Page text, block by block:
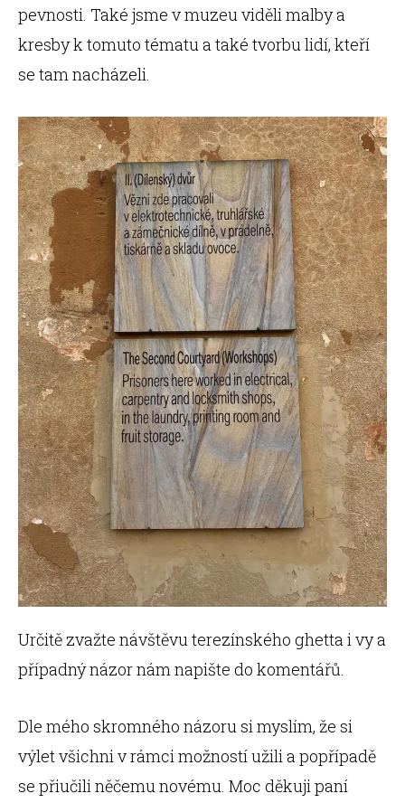
pevnosti. Také jsme v muzeu viděli malby a
kresby k tomuto tématu a také tvorbu lidí, kteří
se tam nacházeli.
Určitě zvažte návštěvu terezínského ghetta i vy a
případný názor nám napište do komentářů.
Dle mého skromného názoru si myslím, že si
výlet všichni v rámci možností užili a popřípadě
se přiučili něčemu novému. Moc děkuji paní